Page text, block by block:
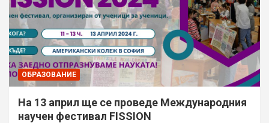
ОБРАЗОВАНИЕ
На 13 април ще се проведе Международния
научен фестивал FISSION